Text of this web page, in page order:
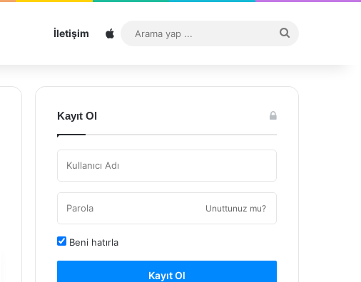
İletişim Sitemap
...
Kayıt Ol
Unuttunuz mu?
Beni hatırla
Kayıt Ol